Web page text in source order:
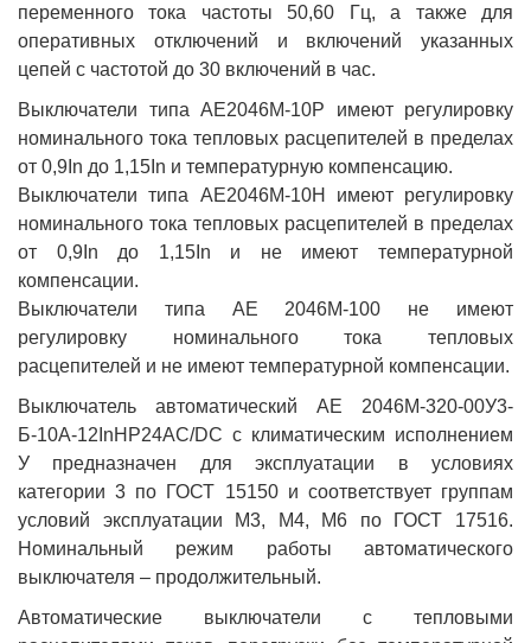
переменного тока частоты 50,60 Гц, а также для
оперативных отключений и включений указанных
цепей с частотой до 30 включений в час.
Выключатели типа АЕ2046М-10Р имеют регулировку
номинального тока тепловых расцепителей в пределах
от 0,9In до 1,15In и температурную компенсацию.
Выключатели типа АЕ2046М-10Н имеют регулировку
номинального тока тепловых расцепителей в пределах
от 0,9In до 1,15In и не имеют температурной
компенсации.
Выключатели типа АЕ 2046М-100 не имеют
регулировку номинального тока тепловых
расцепителей и не имеют температурной компенсации.
Выключатель автоматический АЕ 2046М-320-00У3-
Б-10А-12InНР24AC/DC с климатическим исполнением
У предназначен для эксплуатации в условиях
категории 3 по ГОСТ 15150 и соответствует группам
условий эксплуатации М3, М4, М6 по ГОСТ 17516.
Номинальный режим работы автоматического
выключателя – продолжительный.
Автоматические выключатели с тепловыми